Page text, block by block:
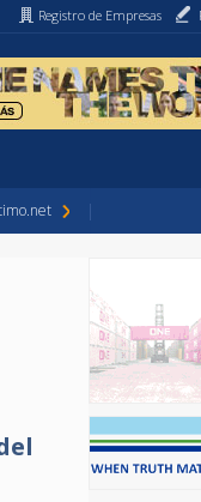
Registro de Empresas